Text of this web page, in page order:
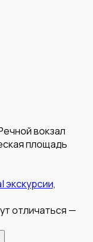
вокзал
площадь
отличаться —